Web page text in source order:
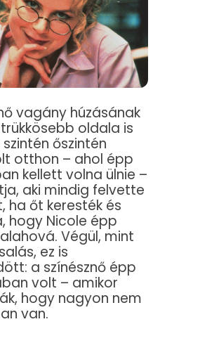
vagány húzásának
oldala is
őszintén
otthon – ahol épp
kellett volna ülnie –
aki mindig felvette
ha őt keresték és
hogy Nicole épp
Végül, mint
ez is
a színésznő épp
volt – amikor
hogy nagyon nem
van.